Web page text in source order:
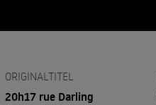
ORIGINALTITEL
20h17 rue Darling